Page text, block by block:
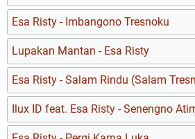
Esa Risty - Imbangono Tresnoku
Lupakan Mantan - Esa Risty
Esa Risty - Salam Rindu (Salam
Ilux ID feat. Esa Risty - Senengno